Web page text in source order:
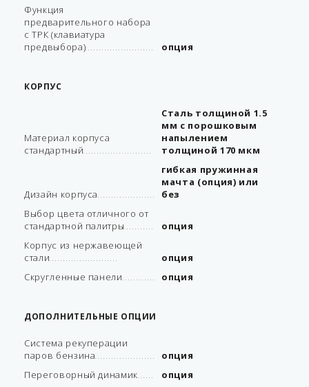
Функция
предварительного набора
с ТРК (клавиатура
предвыбора)
опция
КОРПУС
Материал корпуса
стандартный
Сталь толщиной 1.5
мм с порошковым
напылением
толщиной 170 мкм
Дизайн корпуса
гибкая пружинная
мачта (опция) или
без
Выбор цвета отличного от
стандартной палитры
опция
Корпус из нержавеющей
стали
опция
Скругленные панели
опция
ДОПОЛНИТЕЛЬНЫЕ ОПЦИИ
Система рекуперации
паров бензина
опция
Переговорный динамик
опция